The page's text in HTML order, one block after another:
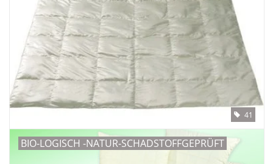
41
BIO-LOGISCH -NATUR-SCHADSTOFFGEPRÜFT